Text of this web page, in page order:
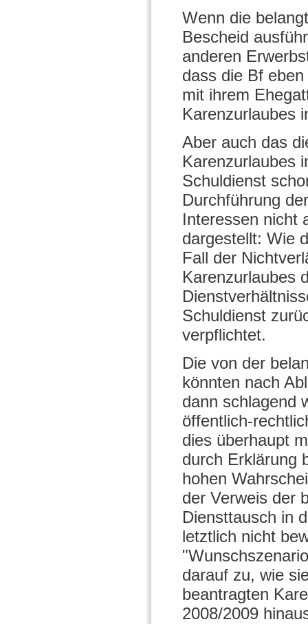
Wenn die
Bescheid
anderen
dass die Bf
mit ihrem
Karenzurlaubes
Aber auch das
Karenzurlaubes
Schuldienst
Durchführung
Interessen nicht
dargestellt: Wie
Fall der
Karenzurlaubes
Schuldienst
verpflichtet.
Die von der
könnten nach
dann schlagend
öffentlich-
dies überhaupt
durch Erklärung
hohen
der Verweis der
Diensttausch in
letztlich nicht
darauf zu, wie
beantragten
2008/2009